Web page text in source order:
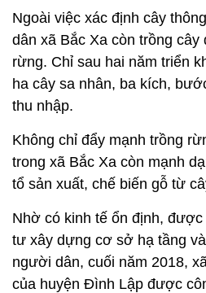
Ngoài việc xác định cây
dân xã Bắc Xa còn trồng
rừng. Chỉ sau hai năm triển
ha cây sa nhân, ba kích,
thu nhập.
Không chỉ đẩy mạnh trồng
trong xã Bắc Xa còn mạnh
tổ sản xuất, chế biến gỗ từ
Nhờ có kinh tế ổn định,
tư xây dựng cơ sở hạ tầng
người dân, cuối năm 2018,
của huyện Đình Lập được